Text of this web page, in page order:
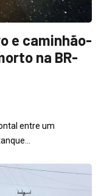
e caminhão-
na BR-
entre um